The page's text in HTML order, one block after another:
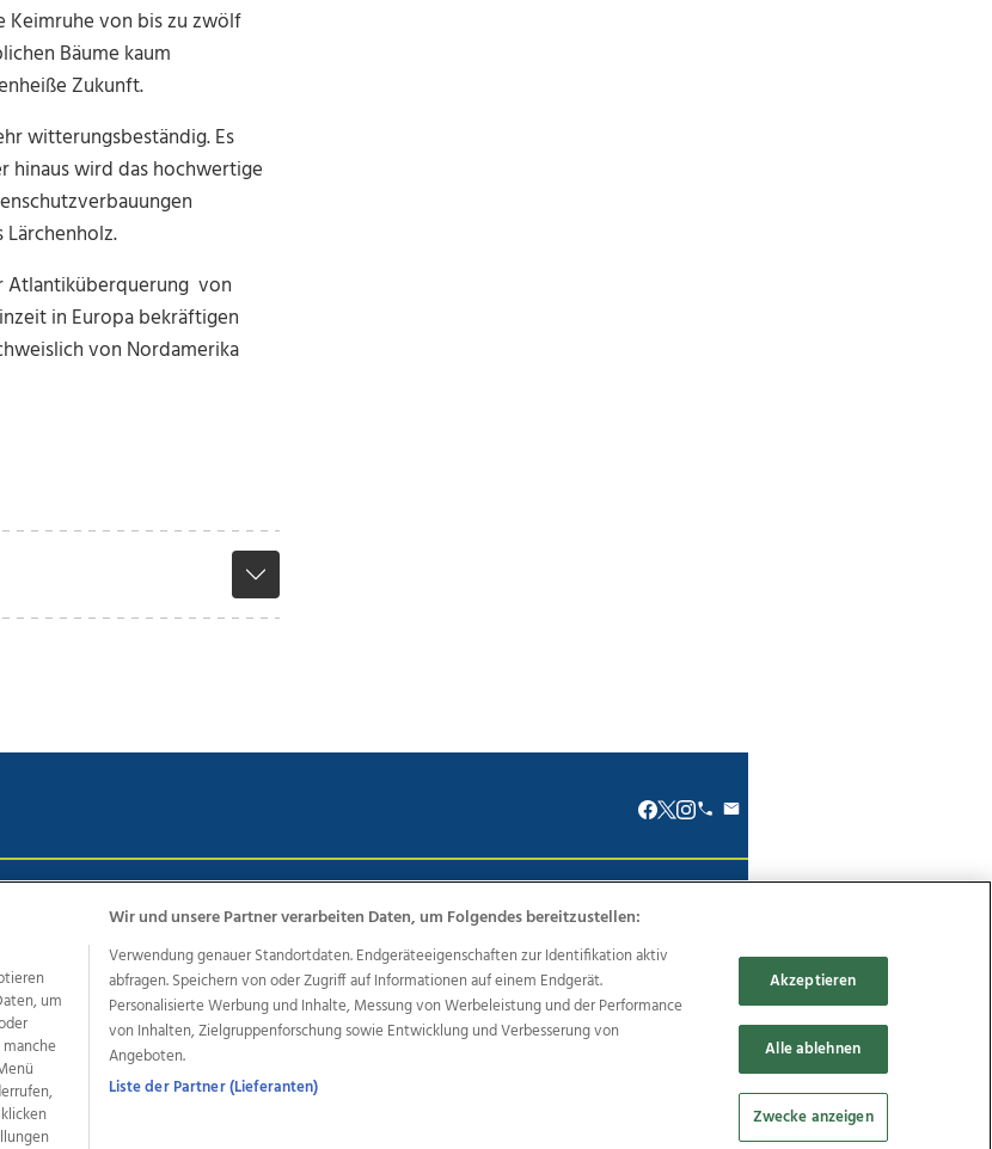
Keimruhe von bis zu zwölf
Bäume kaum
Zukunft.
witterungsbeständig. Es
hinaus wird das hochwertige
Atlantiküberquerung von
in Europa bekräftigen
von Nordamerika
AGB Anzeigekunden AGB Website Ehrenkodex Politische Werbung
des Medienhauses Wimmer
OÖN Immobilien OÖN Karriere OÖN Reise
Promenaden Galerien
wasistlos.at wirtrauern.at
um
Wir und unsere Partner verarbeiten Daten, um Folgendes bereitzustellen:
Verwendung genauer Standortdaten. Endgeräteeigenschaften zur Identifikation aktiv
abfragen. Speichern von oder Zugriff auf Informationen auf einem Endgerät.
Personalisierte Werbung und Inhalte, Messung von Werbeleistung und der Performance
von Inhalten, Zielgruppenforschung sowie Entwicklung und Verbesserung von
Angeboten.
Liste der Partner (Lieferanten)
Akzeptieren
Alle ablehnen
Zwecke anzeigen